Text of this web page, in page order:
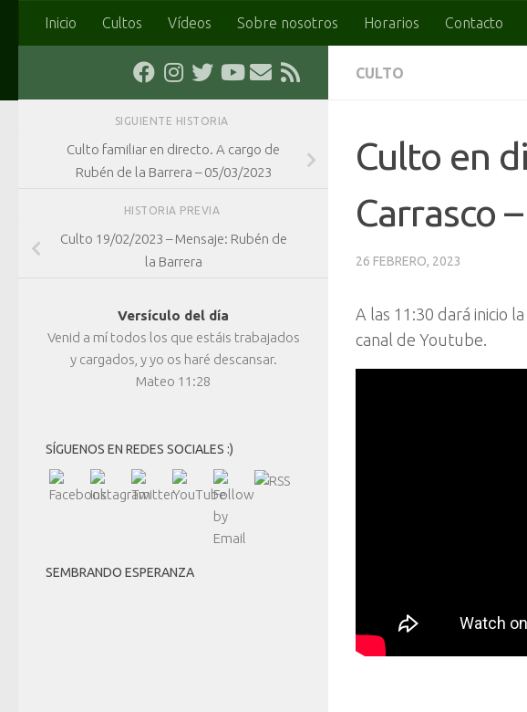
Saltar al contenido
Inicio Cultos Vídeos Sobre nosotros Horarios Contacto
CULTO
Culto en
Carrasco
26 FEBRERO, 2023
A las 11:30 dará inicio
canal de Youtube.
SIGUIENTE HISTORIA
Culto familiar en directo. A cargo de
Rubén de la Barrera – 05/03/2023
HISTORIA PREVIA
Culto 19/02/2023 – Mensaje: Rubén de
la Barrera
Versículo del día
Venid a mí todos los que estáis trabajados
y cargados, y yo os haré descansar.
Mateo 11:28
SÍGUENOS EN REDES SOCIALES :)
SEMBRANDO ESPERANZA